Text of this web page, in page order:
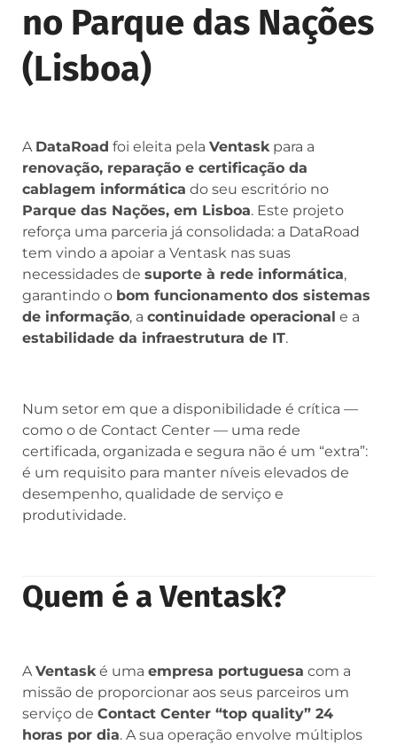
no Parque das Nações
(Lisboa)
A DataRoad foi eleita pela Ventaskpara a
renovação, reparação e certificação da
cablagem informática do seu escritório no
Parque das Nações, em Lisboa. Este projeto
reforça uma parceria já consolidada: a DataRoad
tem vindo a apoiar a Ventask nas suas
necessidades de suporte à rede informática,
garantindo o bom funcionamento dos sistemas
de informação, a continuidade operacional e a
estabilidade da infraestrutura de IT.
Num setor em que a disponibilidade é crítica —
como o de Contact Center — uma rede
certificada, organizada e segura não é um “extra”:
é um requisito para manter níveis elevados de
desempenho, qualidade de serviço e
produtividade.
Quem é a Ventask?
AVentaské uma empresa portuguesa com a
missão de proporcionar aos seus parceiros um
serviço de Contact Center “top quality” 24
horas por dia. A sua operação envolve múltiplos